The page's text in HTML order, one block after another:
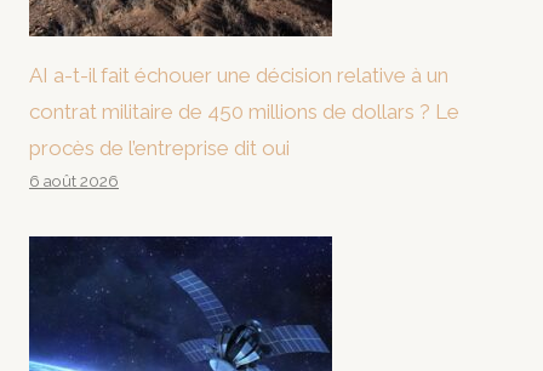
AI a-t-il fait échouer une décision relative à un
contrat militaire de 450 millions de dollars ? Le
procès de l’entreprise dit oui
6 août 2026